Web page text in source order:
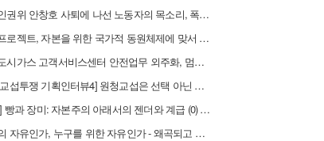
국가인권위 안창호 사퇴에 나선 노동자의 목소리, 폭염처럼 쏟아지는 불평등…
메가프로젝트, 자본을 위한 국가적 동원체제에 맞서 어떻게 싸울 것인가?
경동도시가스 고객서비스센터 안전업무 외주화, 멈춰라!
[원청교섭투쟁 기획인터뷰4] 원청교섭은 선택 아닌 필수! 7.15 총파업…
[번역] 빵과 장미: 자본주의 아래서의 젠더와 계급 (0) 들어가며
누구의 자유인가, 누구를 위한 자유인가 - 왜곡되고 박제된 광주를 넘어